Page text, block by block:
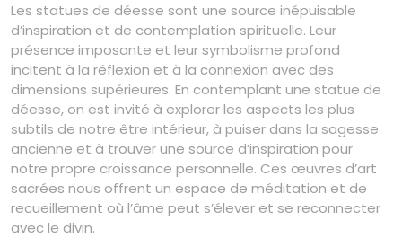
Les statues de déesse sont une source inépuisable
d’inspiration et de contemplation spirituelle. Leur
présence imposante et leur symbolisme profond
incitent à la réflexion et à la connexion avec des
dimensions supérieures. En contemplant une statue de
déesse, on est invité à explorer les aspects les plus
subtils de notre être intérieur, à puiser dans la sagesse
ancienne et à trouver une source d’inspiration pour
notre propre croissance personnelle. Ces œuvres d’art
sacrées nous offrent un espace de méditation et de
recueillement où l’âme peut s’élever et se reconnecter
avec le divin.